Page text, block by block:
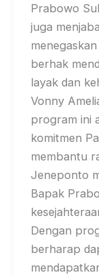
Prabowo
juga
berhak
layak dan
Vonny
program ini
komitmen
membantu
Jeneponto
Bapak
Dengan
berharap